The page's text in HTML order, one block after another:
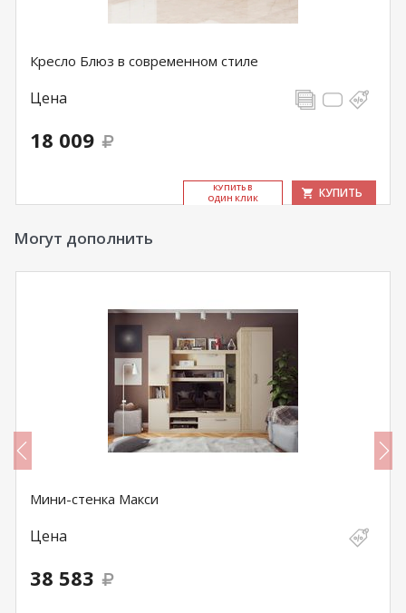
Кресло Блюз в современном стиле
Цена
18 009
КУ­ПИТЬ В
ОДИН КЛИК
КУПИТЬ
Могут дополнить
Мини-стенка Макси
Цена
38 583